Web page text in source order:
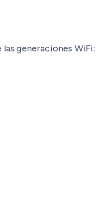
generaciones WiFi: